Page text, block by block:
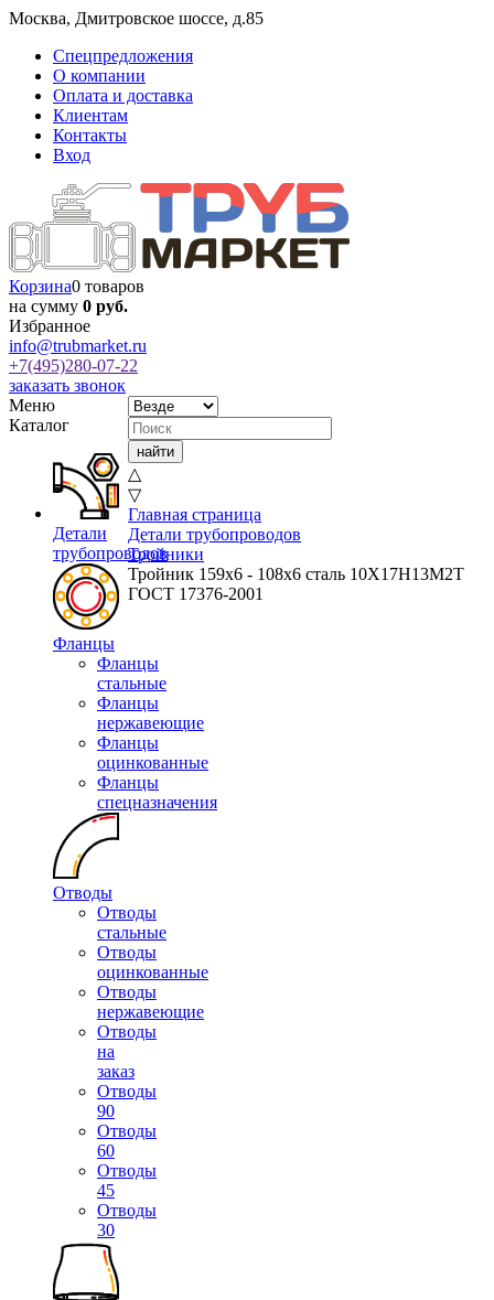
Москва, Дмитровское шоссе, д.85
Спецпредложения
О компании
Оплата и доставка
Клиентам
Контакты
Вход
Корзина0 товаров
на сумму 0 руб.
Избранное
info@trubmarket.ru
+7(495)280-07-22
заказать звонок
Меню
Каталог
Детали
трубопроводов
Фланцы
Фланцы
стальные
Фланцы
нержавеющие
Фланцы
оцинкованные
Фланцы
спецназначения
Отводы
Отводы
стальные
Отводы
оцинкованные
Отводы
нержавеющие
Отводы
на
заказ
Отводы
90
Отводы
60
Отводы
45
Отводы
30
△
▽
Главная страница
Детали трубопроводов
Тройники
Тройник 159х6 - 108х6 сталь 10Х17Н13М2Т
ГОСТ 17376-2001